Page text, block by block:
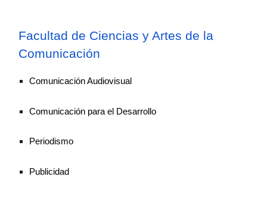
Facultad de Ciencias y Artes de la
Comunicación
Comunicación Audiovisual
Comunicación para el Desarrollo
Periodismo
Publicidad